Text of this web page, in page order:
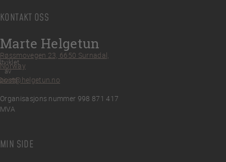
KONTAKT OSS
Marte Helgetun
Røssmovegen 23, 6650 Surnadal,
Norway
post@helgetun.no
Organisasjons nummer 998 871 417
MVA
MIN SIDE
av